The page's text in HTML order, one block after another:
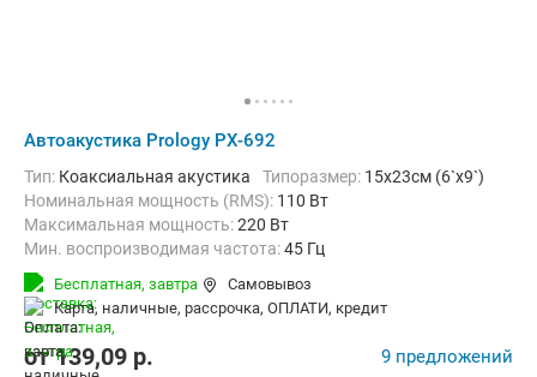
Автоакустика Prology PX-692
тип: Коаксиальная акустика Типоразмер: 15x23см (6`x9`)
Номинальная мощность (RMS): 110 Вт
Максимальная мощность:220 Вт
Мин. воспроизводимая частота:45 Гц
Макс. воспроизводимая частота:
Бесплатная, завтра
Самовывоз
карта, наличные, рассрочка, ОПЛАТИ, кредит
от139,09 p. 9 предложений